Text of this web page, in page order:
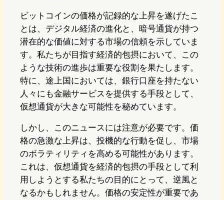
ビットコインの価格が記録的な上昇を遂げたこ
とは、デジタル経済の進化と、暗号通貨が持つ
潜在的な価値に対する市場の信頼を示していま
す。私たちが目指す経済的包摂において、この
ような技術の進歩は重要な役割を果たします。
特に、途上国においては、銀行口座を持たない
人々にも金融サービスを提供する手段として、
仮想通貨が大きな可能性を秘めています。
しかし、このニュースには注意が必要です。価
格の急激な上昇は、投機的な行動を促し、市場
のボラティリティを高める可能性があります。
これは、仮想通貨を経済的包摂の手段として利
用しようとする私たちの目的にとって、逆風と
なるかもしれません。価格の安定性が重要であ